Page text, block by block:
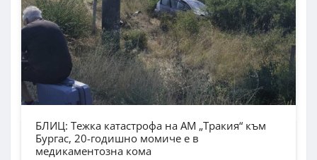
БЛИЦ: Тежка катастрофа на АМ „Тракия“ към
Бургас, 20-годишно момиче е в
медикаментозна кома